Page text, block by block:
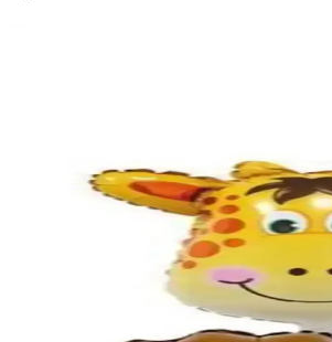
İki popüler plastik limonata bardağının
Mor Lila Beyaz Doğum Günü
Renkli ve dayanıklı balonlardan oluşan bu
Deniz Party Store Kral Taçlı